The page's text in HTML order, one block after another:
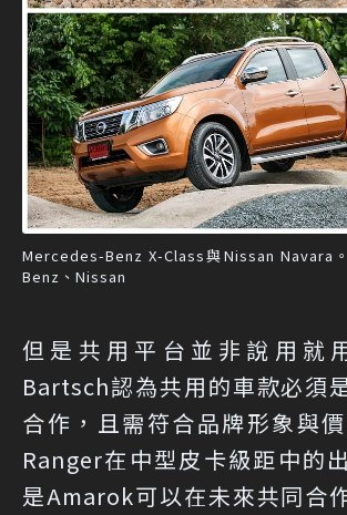
Mercedes-Benz X-Class與Nissan Navara
Benz、Nissan
但是共用平台並非說用就
Bartsch認為共用的車款必須
合作，且需符合品牌形象與
Ranger在中型皮卡級距中的
是Amarok可以在未來共同合